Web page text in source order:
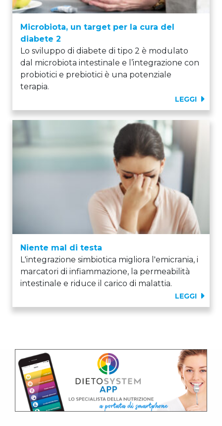
Microbiota, un target per la cura del
diabete 2
Lo sviluppo di diabete di tipo 2 è modulato
dal microbiota intestinale e l’integrazione con
probiotici e prebiotici è una potenziale
terapia.
LEGGI
Niente mal di testa
L'integrazione simbiotica migliora l'emicrania, i
marcatori di infiammazione, la permeabilità
intestinale e riduce il carico di malattia.
LEGGI